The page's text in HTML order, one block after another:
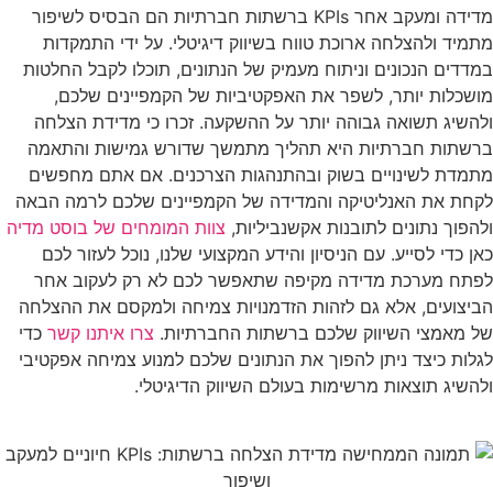
מדידה ומעקב אחר KPIs ברשתות חברתיות הם הבסיס לשיפור
מתמיד ולהצלחה ארוכת טווח בשיווק דיגיטלי. על ידי התמקדות
במדדים הנכונים וניתוח מעמיק של הנתונים, תוכלו לקבל החלטות
מושכלות יותר, לשפר את האפקטיביות של הקמפיינים שלכם,
ולהשיג תשואה גבוהה יותר על ההשקעה. זכרו כי מדידת הצלחה
ברשתות חברתיות היא תהליך מתמשך שדורש גמישות והתאמה
מתמדת לשינויים בשוק ובהתנהגות הצרכנים. אם אתם מחפשים
לקחת את האנליטיקה והמדידה של הקמפיינים שלכם לרמה הבאה
ולהפוך נתונים לתובנות אקשנביליות, צוות המומחים של בוסט מדיה
כאן כדי לסייע. עם הניסיון והידע המקצועי שלנו, נוכל לעזור לכם
לפתח מערכת מדידה מקיפה שתאפשר לכם לא רק לעקוב אחר
הביצועים, אלא גם לזהות הזדמנויות צמיחה ולמקסם את ההצלחה
של מאמצי השיווק שלכם ברשתות החברתיות. צרו איתנו קשר כדי
לגלות כיצד ניתן להפוך את הנתונים שלכם למנוע צמיחה אפקטיבי
ולהשיג תוצאות מרשימות בעולם השיווק הדיגיטלי.